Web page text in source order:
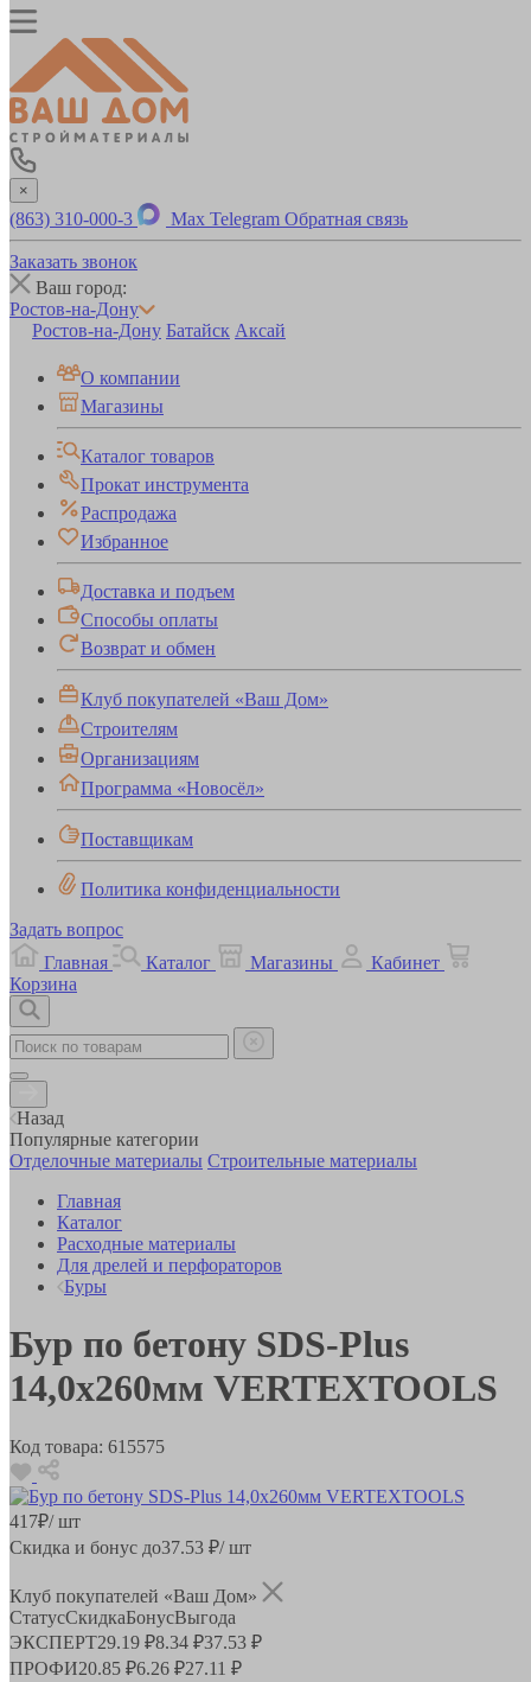
×
(863) 310-000-3 Max Telegram Обратная связь
Заказать звонок
Ваш город:
Ростов-на-Дону
Ростов-на-Дону Батайск Аксай
О компании
Магазины
Каталог товаров
Прокат инструмента
Распродажа
Избранное
Доставка и подъем
Способы оплаты
Возврат и обмен
Клуб покупателей «Ваш Дом»
Строителям
Организациям
Программа «Новосёл»
Поставщикам
Политика конфиденциальности
Задать вопрос
Главная
Каталог Магазины
Кабинет
Корзина
Назад
Популярные категории
Отделочные материалы Строительные материалы
Главная
Каталог
Расходные материалы
Для дрелей и перфораторов
Буры
Бур по бетону SDS-Plus
14,0х260мм VERTEXTOOLS
Код товара: 615575
417₽/ шт
Скидка и бонус до37.53 ₽/ шт
Клуб покупателей «Ваш Дом»
СтатусСкидкаБонусВыгода
ЭКСПЕРТ29.19 ₽8.34 ₽37.53 ₽
ПРОФИ20.85 ₽6.26 ₽27.11 ₽